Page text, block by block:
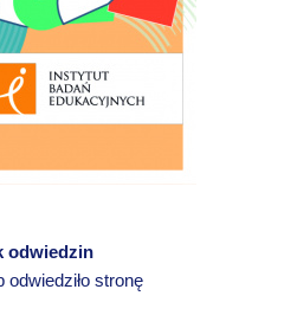
odwiedzin
stronę